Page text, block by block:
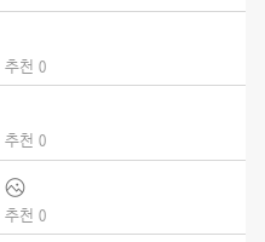
추천 0
추천 0
추천 0